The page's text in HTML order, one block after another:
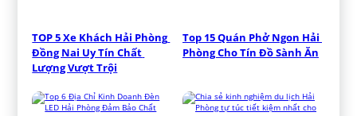
TOP 5 Xe Khách Hải Phòng
Đồng Nai Uy Tín Chất
Lượng Vượt Trội
Top 15 Quán Phở Ngon Hải
Phòng Cho Tín Đồ Sành Ăn